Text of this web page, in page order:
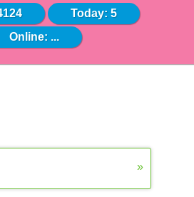
Today: 5
Online: ...
»